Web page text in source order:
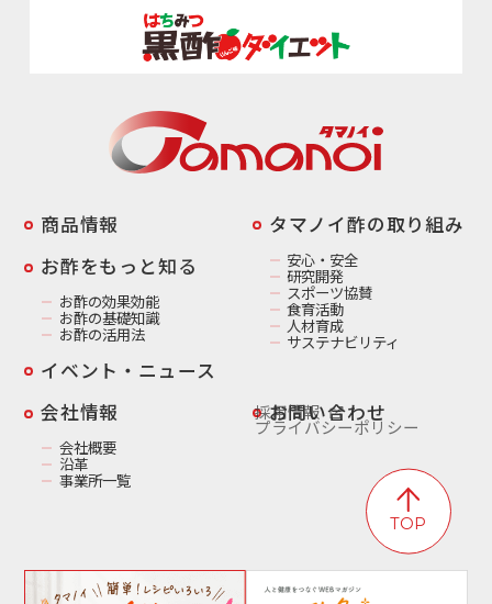
商品情報
お酢をもっと知る
お酢の効果効能
お酢の基礎知識
お酢の活用法
️タマノイ酢の取り組み
安心・安全
研究開発
スポーツ協賛
食育活動
人材育成
サステナビリティ
イベント・ニュース
️会社情報
会社概要
沿革
事業所一覧
お問い合わせ
採用情報
プライバシーポリシー
TOP